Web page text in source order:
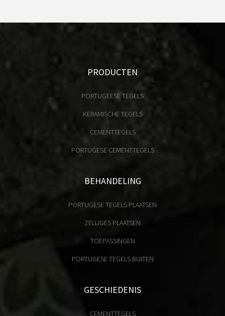
PRODUCTEN
PORTUGEESE TEGELS
KERAMISCHE TEGELS
CEMENTTEGELS
PORTUGESE CEMENTTEGELS
BEHANDELING
PORTUGESE TEGELS PLAATSEN
ZELLIGES PLAATSEN
TOEPASSINGEN
PORTUGESE TEGELS BUITEN
GESCHIEDENIS
CEMENTTEGELS